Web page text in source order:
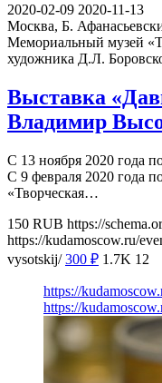
2020-02-09 2020-11-13
Москва, Б.
Мемориальный музей
художника Д.Л.
Выставка
Владимир
С 13 ноября 2020 года
С 9 февраля 2020 года
«Творческая…
150 RUB https://
https://kudamoscow.ru/
vysotskij/ 300 ₽ 1.7K 12
https://
https://